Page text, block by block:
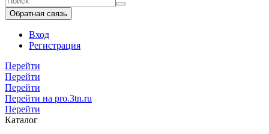
Обратная связь
Вход
Регистрация
Перейти
Перейти
Перейти
Перейти на pro.3tn.ru
Перейти
Каталог